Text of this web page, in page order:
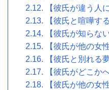
【彼氏が違う人
【彼氏と喧嘩す
【彼氏が知らな
【彼氏が他の女
【彼氏と別れる夢
【彼氏がどこか
【彼氏が他の女